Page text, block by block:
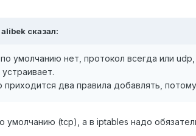
сказал:
умолчанию нет, протокол всегда или
приходится два правила добавлять,
умолчанию (tcp), а в iptables надо